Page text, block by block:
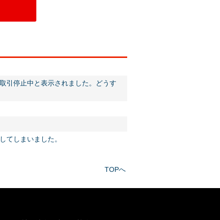
引停止中と表示されました。どうす
てしまいました。
TOPへ